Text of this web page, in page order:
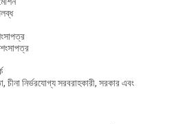
নির্ভরযোগ্য সরবরাহকারী, সরকার এবং